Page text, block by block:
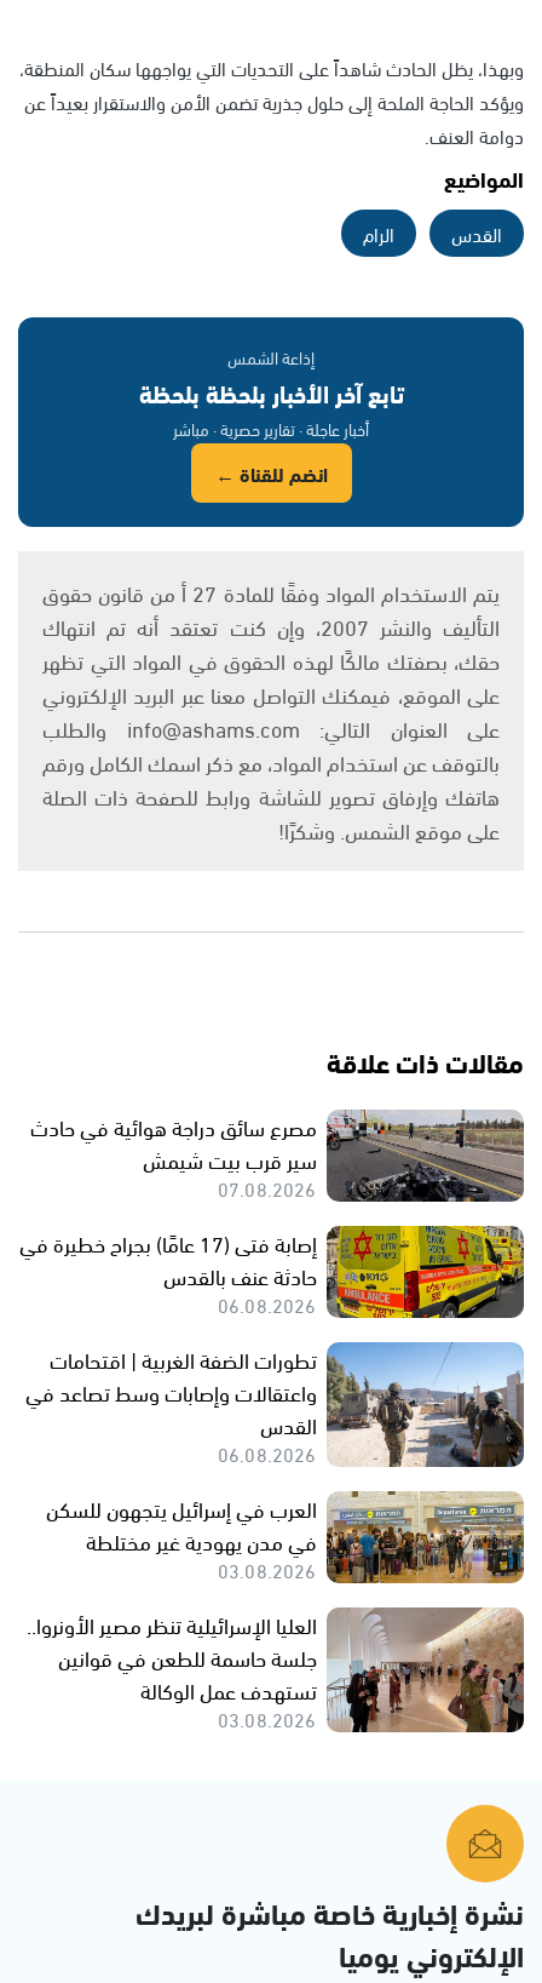
وبهذا، يظل الحادث شاهداً على التحديات التي يواجهها سكان المنطقة،
ويؤكد الحاجة الملحة إلى حلول جذرية تضمن الأمن والاستقرار بعيداً عن
دوامة العنف.
المواضيع
القدس الرام
إذاعة الشمس
تابع آخر الأخبار بلحظة بلحظة
أخبار عاجلة · تقارير حصرية · مباشر
انضم للقناة ←
يتم الاستخدام المواد وفقًا للمادة 27 أ من قانون حقوق
التأليف والنشر 2007، وإن كنت تعتقد أنه تم انتهاك
حقك، بصفتك مالكًا لهذه الحقوق في المواد التي تظهر
على الموقع، فيمكنك التواصل معنا عبر البريد الإلكتروني
على العنوان التالي: info@ashams.com والطلب
بالتوقف عن استخدام المواد، مع ذكر اسمك الكامل ورقم
هاتفك وإرفاق تصوير للشاشة ورابط للصفحة ذات الصلة
على موقع الشمس. وشكرًا!
مقالات ذات علاقة
مصرع سائق دراجة هوائية في حادث
سير قرب بيت شيمش
07.08.2026
إصابة فتى (17 عامًا) بجراح خطيرة في
حادثة عنف بالقدس
06.08.2026
تطورات الضفة الغربية | اقتحامات
واعتقالات وإصابات وسط تصاعد في
القدس
06.08.2026
العرب في إسرائيل يتجهون للسكن
في مدن يهودية غير مختلطة
03.08.2026
العليا الإسرائيلية تنظر مصير الأونروا..
جلسة حاسمة للطعن في قوانين
تستهدف عمل الوكالة
03.08.2026
نشرة إخبارية خاصة مباشرة لبريدك
الإلكتروني يوميا